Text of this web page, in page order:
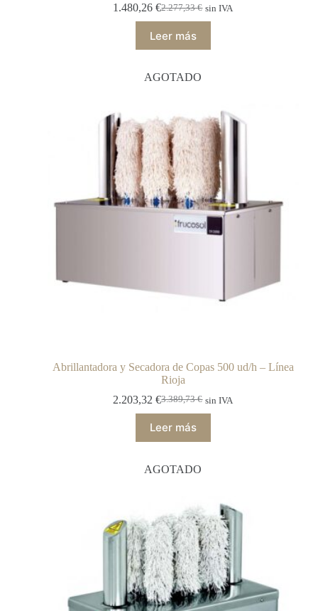
2.277,33€
1.480,26€ sin IVA
Leer más
AGOTADO
Abrillantadora y Secadora de Copas 500 ud/h – Línea
Rioja
3.389,73€
2.203,32€ sin IVA
Leer más
AGOTADO